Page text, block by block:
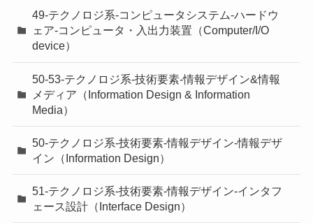
49-テクノロジ系-コンピュータシステム-ハードウ
ェア-コンピュータ・入出力装置（Computer/I/O
device）
50-53-テクノロジ系-技術要素-情報デザイン&情報
メディア（Information Design & Information
Media）
50-テクノロジ系-技術要素-情報デザイン-情報デザ
イン（Information Design）
51-テクノロジ系-技術要素-情報デザイン-インタフ
ェース設計（Interface Design）